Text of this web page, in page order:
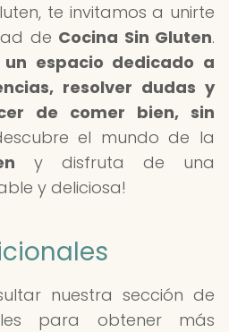
te invitamos a unirte
de Cocina Sin Gluten.
espacio dedicado a
resolver dudas y
de comer bien, sin
el mundo de la
y disfruta de una
y deliciosa!
nuestra sección de
para obtener más